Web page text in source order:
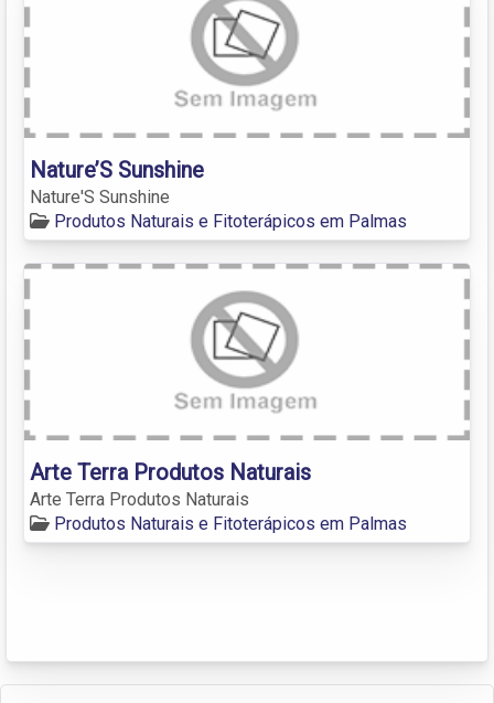
Nature’S Sunshine
Nature'S Sunshine
Produtos Naturais e Fitoterápicos em Palmas
Arte Terra Produtos Naturais
Arte Terra Produtos Naturais
Produtos Naturais e Fitoterápicos em Palmas